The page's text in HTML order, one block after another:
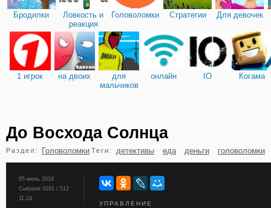
Бродилки
Ловкость и
реакция
Головоломки Стратегии Для девочек
1 игрок на двоих
для
мальчиков
онлайн IO Когама
бильярд карты
До Восхода Солнца
Раздел: Головоломки Теги: детективы еда деньги головоломки
05 июнь 2019
Сыграли 3191 / 512
11,24
УПРАВЛЕНИЕ